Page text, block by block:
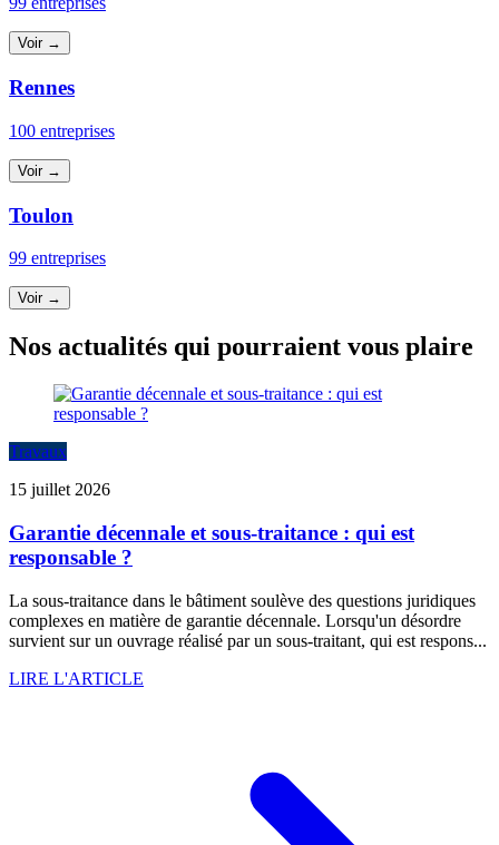
Voir →
Rennes
100 entreprises
Voir →
Toulon
99 entreprises
Voir →
Nos actualités qui pourraient vous plaire
Travaux
15 juillet 2026
Garantie décennale et sous-traitance : qui est
responsable ?
La sous-traitance dans le bâtiment soulève des questions juridiques
complexes en matière de garantie décennale. Lorsqu'un désordre
survient sur un ouvrage réalisé par un sous-traitant, qui est respons...
LIRE L'ARTICLE